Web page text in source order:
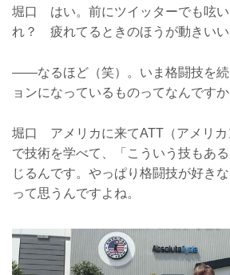
堀口 はい。前にツイッターでも呟
れ？ 疲れてるときのほうが動きいい
――なるほど（笑）。いま格闘技を続
ョンになっているものってなんですか
堀口 アメリカに来てATT（アメリカ
で技術を学べて、「こういう技もあ
じるんです。やっぱり格闘技が好き
って思うんですよね。